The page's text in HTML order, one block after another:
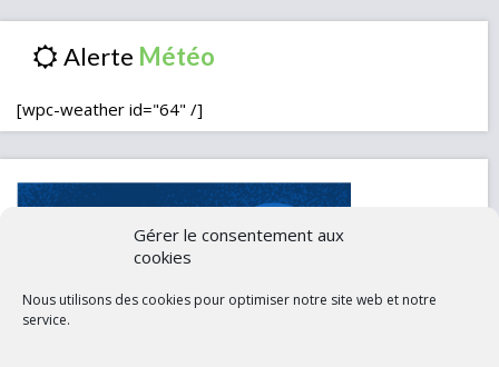
Gérer le consentement aux
cookies
Nous utilisons des cookies pour optimiser notre site web et notre
service.
Alerte
[wpc-weather id="64" /]